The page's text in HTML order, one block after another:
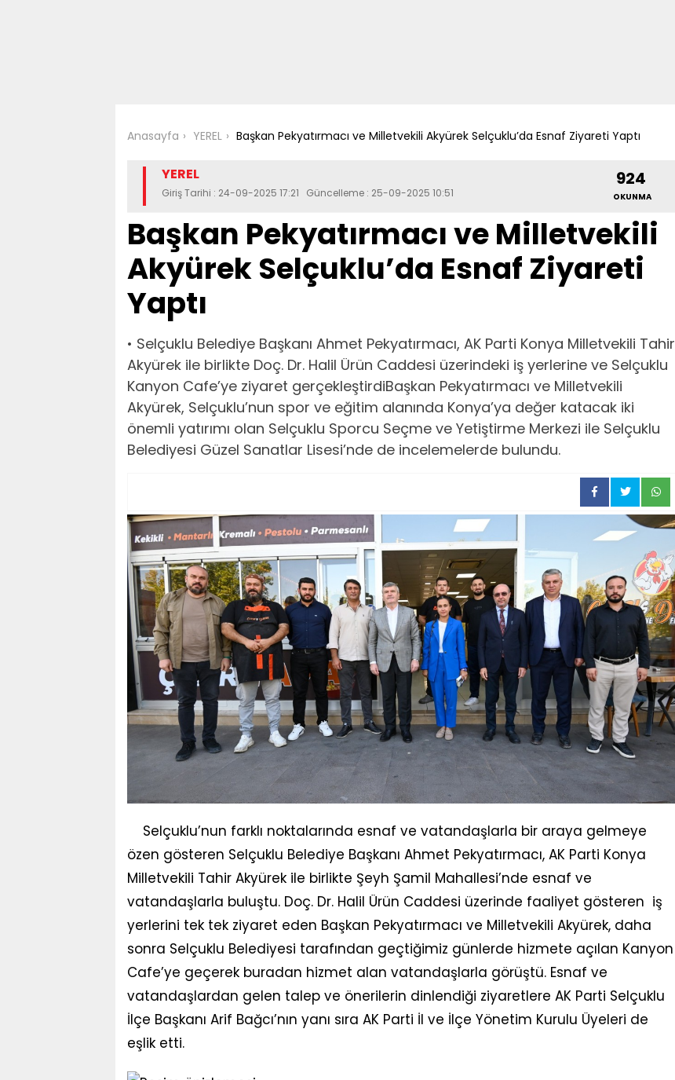
Anasayfa YEREL Başkan Pekyatırmacı ve Milletvekili Akyürek Selçuklu’da Esnaf Ziyareti Yaptı
YEREL
Giriş Tarihi : 24-09-2025 17:21 Güncelleme : 25-09-2025 10:51
924
OKUNMA
Başkan Pekyatırmacı ve Milletvekili
Akyürek Selçuklu’da Esnaf Ziyareti
Yaptı
• Selçuklu Belediye Başkanı Ahmet Pekyatırmacı, AK Parti Konya Milletvekili Tahir
Akyürek ile birlikte Doç. Dr. Halil Ürün Caddesi üzerindeki iş yerlerine ve Selçuklu
Kanyon Cafe’ye ziyaret gerçekleştirdiBaşkan Pekyatırmacı ve Milletvekili
Akyürek, Selçuklu’nun spor ve eğitim alanında Konya’ya değer katacak iki
önemli yatırımı olan Selçuklu Sporcu Seçme ve Yetiştirme Merkezi ile Selçuklu
Belediyesi Güzel Sanatlar Lisesi’nde de incelemelerde bulundu.
Selçuklu’nun farklı noktalarında esnaf ve vatandaşlarla bir araya gelmeye
özen gösteren Selçuklu Belediye Başkanı Ahmet Pekyatırmacı, AK Parti Konya
Milletvekili Tahir Akyürek ile birlikte Şeyh Şamil Mahallesi’nde esnaf ve
vatandaşlarla buluştu. Doç. Dr. Halil Ürün Caddesi üzerinde faaliyet gösteren iş
yerlerini tek tek ziyaret eden Başkan Pekyatırmacı ve Milletvekili Akyürek, daha
sonra Selçuklu Belediyesi tarafından geçtiğimiz günlerde hizmete açılan Kanyon
Cafe’ye geçerek buradan hizmet alan vatandaşlarla görüştü. Esnaf ve
vatandaşlardan gelen talep ve önerilerin dinlendiği ziyaretlere AK Parti Selçuklu
İlçe Başkanı Arif Bağcı’nın yanı sıra AK Parti İl ve İlçe Yönetim Kurulu Üyeleri de
eşlik etti.